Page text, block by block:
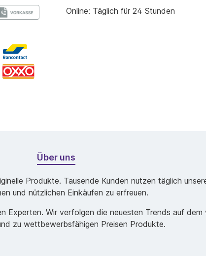
Online: Täglich für 24 Stunden
Über uns
Produkte. Tausende Kunden nutzen täglich
und nützlichen Einkäufen zu erfreuen.
Wir verfolgen die neuesten Trends auf
zu wettbewerbsfähigen Preisen Produkte.